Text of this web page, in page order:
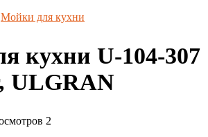
Мойки для кухни
кухни U-104-307
ULGRAN
2